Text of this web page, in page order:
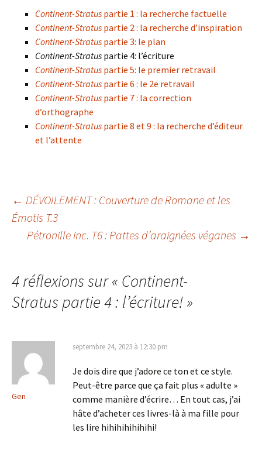
Continent-Stratus partie 1 : la recherche factuelle
Continent-Stratus partie 2 : la recherche d’inspiration
Continent-Stratus partie 3: le plan
Continent-Stratus partie 4: l’écriture
Continent-Stratus partie 5: le premier retravail
Continent-Stratus partie 6 : le 2e retravail
Continent-Stratus partie 7 : la correction
d’orthographe
Continent-Stratus partie 8 et 9 : la recherche d’éditeur
et l’attente
Navigation
des
articles
← DÉVOILEMENT : Couverture de Romane et les
Émotis T.3
Pétronille inc. T6 : Pattes d’araignées véganes →
4 réflexions sur « Continent-
Stratus partie 4 : l’écriture!»
Gen
septembre 24, 2023 à 12:30 pm
Je dois dire que j’adore ce ton et ce style.
Peut-être parce que ça fait plus « adulte »
comme manière d’écrire… En tout cas, j’ai
hâte d’acheter ces livres-là à ma fille pour
les lire hihihihihihihi!